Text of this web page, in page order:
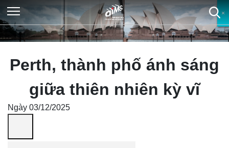
Perth, thành phố ánh sáng
giữa thiên nhiên kỳ vĩ
Ngày 03/12/2025
×
×
×
×